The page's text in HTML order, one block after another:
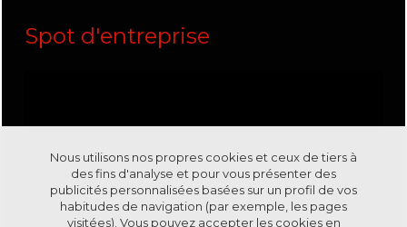
Spot d'entreprise
Nous utilisons nos propres cookies et ceux de tiers à
des fins d'analyse et pour vous présenter des
publicités personnalisées basées sur un profil de vos
habitudes de navigation (par exemple, les pages
visitées). Vous pouvez accepter les cookies en